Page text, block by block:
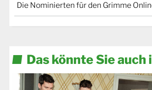
Die Nominierten für den Grimme
Das könnte Sie